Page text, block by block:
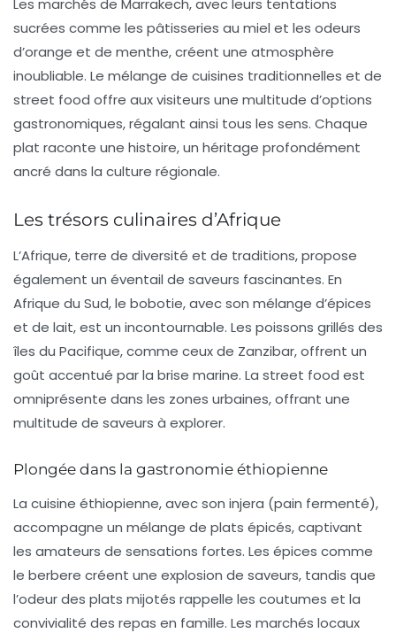
Les marchés de Marrakech, avec leurs tentations
sucrées comme les pâtisseries au miel et les odeurs
d’orange et de menthe, créent une atmosphère
inoubliable. Le mélange de cuisines traditionnelles et de
street food offre aux visiteurs une multitude d’options
gastronomiques, régalant ainsi tous les sens. Chaque
plat raconte une histoire, un héritage profondément
ancré dans la culture régionale.
Les trésors culinaires d’Afrique
L’Afrique, terre de diversité et de traditions, propose
également un éventail de saveurs fascinantes. En
Afrique du Sud, le bobotie, avec son mélange d’épices
et de lait, est un incontournable. Les poissons grillés des
îles du Pacifique, comme ceux de Zanzibar, offrent un
goût accentué par la brise marine. La street food est
omniprésente dans les zones urbaines, offrant une
multitude de saveurs à explorer.
Plongée dans la gastronomie éthiopienne
La cuisine éthiopienne, avec son injera (pain fermenté),
accompagne un mélange de plats épicés, captivant
les amateurs de sensations fortes. Les épices comme
le berbere créent une explosion de saveurs, tandis que
l’odeur des plats mijotés rappelle les coutumes et la
convivialité des repas en famille. Les marchés locaux